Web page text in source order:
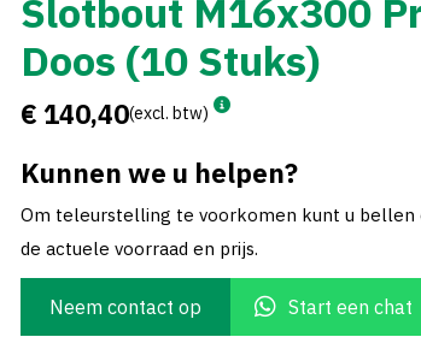
Slotbout M16x300
Doos (10 Stuks)
€ 140,40(excl. btw)
Kunnen we u helpen?
Om teleurstelling te voorkomen kunt u bellen
de actuele voorraad en prijs.
Neem contact op Start een chat